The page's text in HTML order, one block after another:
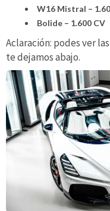
W16 Mistral –
Bolide – 1.600 CV
Aclaración: podes ver las
te dejamos abajo.